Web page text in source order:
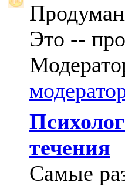
Это --
течения
Самые